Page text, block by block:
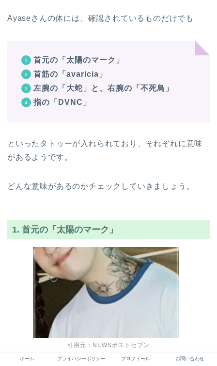
Ayaseさんの体には、確認されているものだけでも
首元の「太陽のマーク」
首筋の「avaricia」
左腕の「大蛇」と、右腕の「不死鳥」
指の「DVNC」
といったタトゥーが入れられており、それぞれに意味
があるようです。
どんな意味があるのかチェックしていきましょう。
1. 首元の「太陽のマーク」
引用元：NEWSポストセブン
ホーム プライバシーポリシー プロフィール お問い合わせ